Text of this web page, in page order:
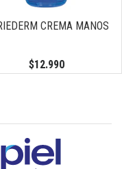
CREMA MANOS
$12.990